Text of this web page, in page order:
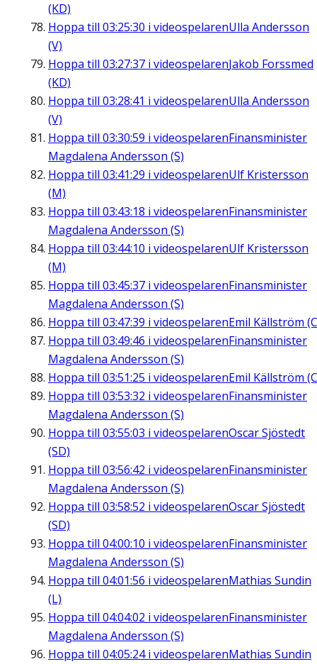
(KD)
Hoppa till 03:25:30 i videospelarenUlla Andersson
(V)
Hoppa till 03:27:37 i videospelarenJakob Forssmed
(KD)
Hoppa till 03:28:41 i videospelarenUlla Andersson
(V)
Hoppa till 03:30:59 i videospelarenFinansminister
Magdalena Andersson (S)
Hoppa till 03:41:29 i videospelarenUlf Kristersson
(M)
Hoppa till 03:43:18 i videospelarenFinansminister
Magdalena Andersson (S)
Hoppa till 03:44:10 i videospelarenUlf Kristersson
(M)
Hoppa till 03:45:37 i videospelarenFinansminister
Magdalena Andersson (S)
Hoppa till 03:47:39 i videospelarenEmil Källström
Hoppa till 03:49:46 i videospelarenFinansminister
Magdalena Andersson (S)
Hoppa till 03:51:25 i videospelarenEmil Källström
Hoppa till 03:53:32 i videospelarenFinansminister
Magdalena Andersson (S)
Hoppa till 03:55:03 i videospelarenOscar Sjöstedt
(SD)
Hoppa till 03:56:42 i videospelarenFinansminister
Magdalena Andersson (S)
Hoppa till 03:58:52 i videospelarenOscar Sjöstedt
(SD)
Hoppa till 04:00:10 i videospelarenFinansminister
Magdalena Andersson (S)
Hoppa till 04:01:56 i videospelarenMathias Sundin
(L)
Hoppa till 04:04:02 i videospelarenFinansminister
Magdalena Andersson (S)
Hoppa till 04:05:24i videospelarenMathias Sundin